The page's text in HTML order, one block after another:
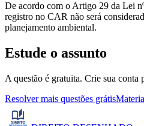
De acordo com o Artigo 29 da Lei
registro no CAR não será
planejamento ambiental.
Estude o assunto
A questão é gratuita. Crie sua conta
Resolver mais questões grátis